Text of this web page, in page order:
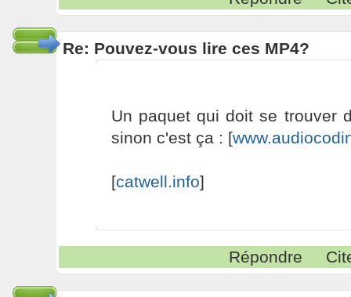
Re: Pouvez-vous lire ces MP4?
Un paquet qui doit se trouver
sinon c'est ça : [
[catwell.info]
Répondre